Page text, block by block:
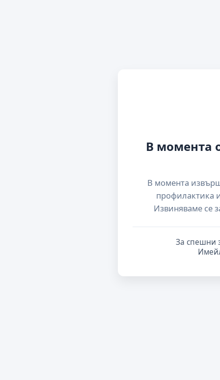
В момента
В момента
профилактика
Извиняваме се
За спешни